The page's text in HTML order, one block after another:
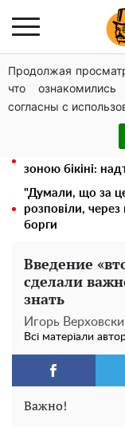
Продолжая
что
согласны с
Гола Олена
щелепи: злив
Олена Тополя
"Антитіла"
зоною бікіні:
"Думали, що за
розповіли, через
борги
Введение
сделали
знать
Игорь
Всі матеріали
Важно!